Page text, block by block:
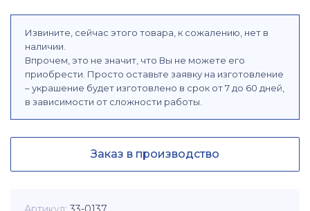
Извините, сейчас этого товара, к сожалению, нет в
наличии.
Впрочем, это не значит, что Вы не можете его
приобрести. Просто оставьте заявку на изготовление
– украшение будет изготовлено в срок от 7 до 60 дней,
в зависимости от сложности работы.
Заказ в производство